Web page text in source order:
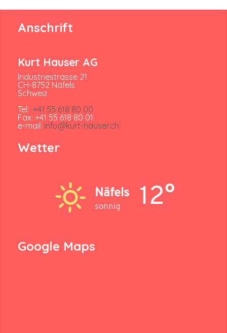
Anschrift
Kurt Hauser AG
Industriestrasse 21
CH-8752 Näfels
Schweiz
Tel: +41 55 618 80 00
Fax: +41 55 618 80 01
e-mail: info@kurt-hauser.ch
Wetter
Näfels
sonnig 12°
Google Maps